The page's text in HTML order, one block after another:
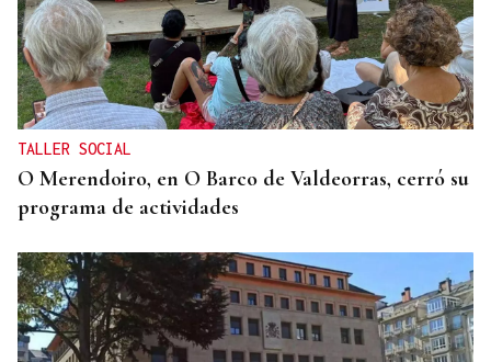
TALLER SOCIAL
O Merendoiro, en O Barco de Valdeorras, cerró su
programa de actividades